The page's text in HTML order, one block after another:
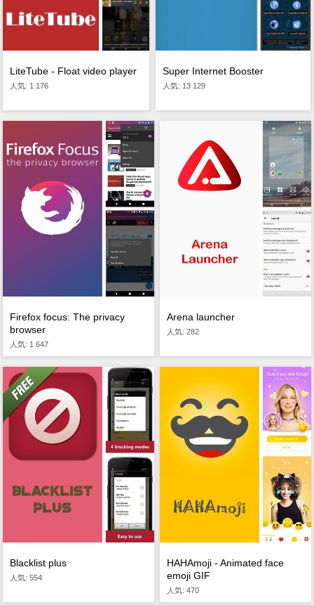
LiteTube - Float video player
人気: 1 176
Super Internet Booster
人気: 13 129
Firefox focus: The privacy
browser
人気: 1 647
Arena launcher
人気: 282
Blacklist plus
人気: 554
HAHAmoji - Animated face
emoji GIF
人気: 470